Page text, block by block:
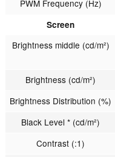
PWM Frequency (Hz)
Screen
Brightness middle (cd/m²)
Brightness (cd/m²)
Brightness Distribution (%)
Black Level * (cd/m²)
Contrast (:1)